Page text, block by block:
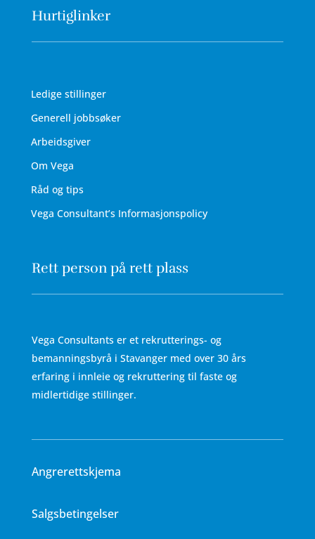
Hurtiglinker
Ledige stillinger
Generell jobbsøker
Arbeidsgiver
Om Vega
Råd og tips
Vega Consultant’s Informasjonspolicy
Rett person på rett plass
Vega Consultants er et rekrutterings- og
bemanningsbyrå i Stavanger med over 30 års
erfaring i innleie og rekruttering til faste og
midlertidige stillinger.
Angrerettskjema
Salgsbetingelser